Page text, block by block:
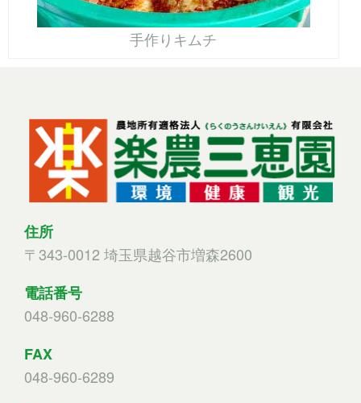
手作りキムチ
住所
〒343-0012 埼玉県越谷市増森2600
電話番号
048-960-6288
FAX
048-960-6289